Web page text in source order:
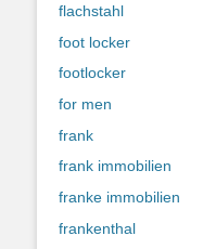
flachstahl
foot locker
footlocker
for men
frank
frank immobilien
franke immobilien
frankenthal